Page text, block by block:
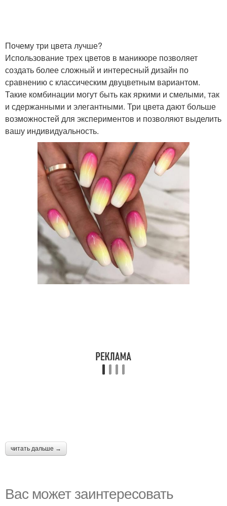
Почему три цвета лучше?
Использование трех цветов в маникюре позволяет
создать более сложный и интересный дизайн по
сравнению с классическим двуцветным вариантом.
Такие комбинации могут быть как яркими и смелыми, так
и сдержанными и элегантными. Три цвета дают больше
возможностей для экспериментов и позволяют выделить
вашу индивидуальность.
читать дальше →
Вас может заинтересовать